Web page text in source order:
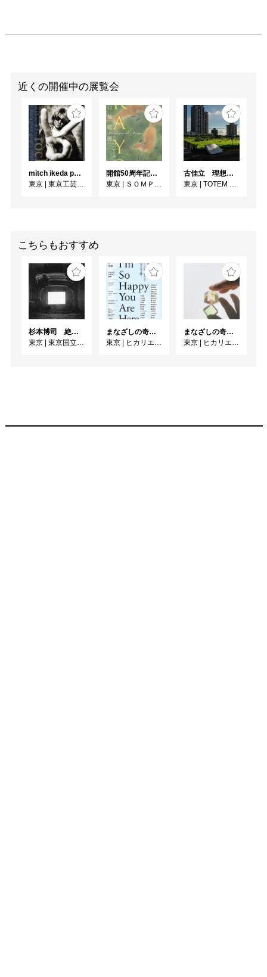
近くの開催中の展覧会
mitch ikeda photography exhibition「rocks」
東京
東京工芸大学 写大ギャラリー
開館50周年記念 山口華楊展
東京
ＳＯＭＰＯ美術館
古佳⽴ 理想と荒野のあいだ
東京
TOTEM POLE PHOTO GALLERY
こちらもおすすめ
杉本博司 絶滅写真
東京
東京国立近代美術館
まなざしの奇跡 日本女性写真家の冒険
東京
ヒカリエホール
まなざしの奇跡 日本女性写真家の冒険
東京
ヒカリエホール